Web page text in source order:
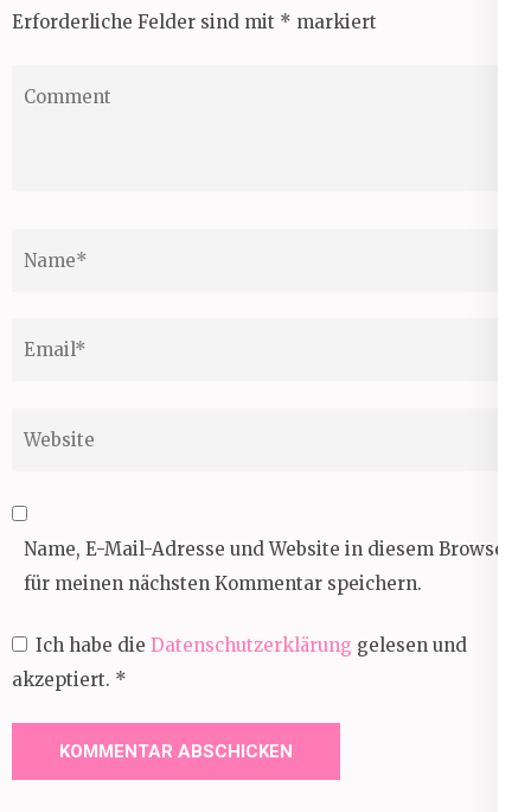
Erforderliche Felder sind mit * markiert
Name, E-Mail-Adresse und Website in diesem Browser
für meinen nächsten Kommentar speichern.
Ich habe die Datenschutzerklärung gelesen und
akzeptiert. *